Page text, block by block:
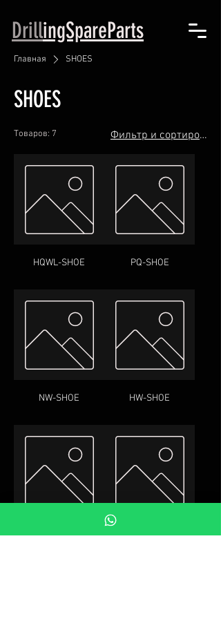
DrillingSpareParts
Главная SHOES
SHOES
Товаров: 7 Фильтр и сортировка
HQWL-SHOE PQ-SHOE
NW-SHOE HW-SHOE
HWT-SHOE PW-SHOE